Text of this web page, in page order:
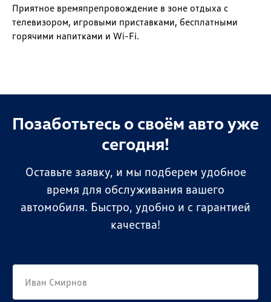
Приятное времяпрепровождение в зоне отдыха с
телевизором, игровыми приставками, бесплатными
горячими напитками и Wi-Fi.
Позаботьтесь о своём авто уже
сегодня!
Оставьте заявку, и мы подберем удобное
время для обслуживания вашего
автомобиля. Быстро, удобно и с гарантией
качества!